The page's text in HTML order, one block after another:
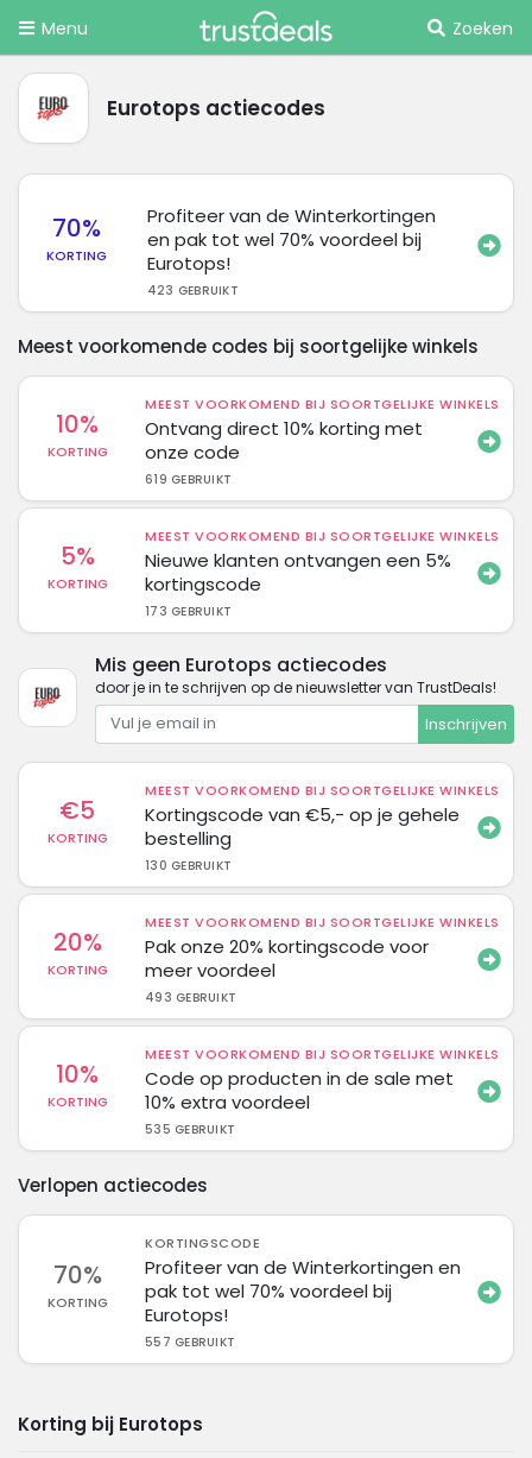
Menu Zoeken
Eurotops actiecodes
70%
KORTING
Profiteer van de Winterkortingen
en pak tot wel 70% voordeel bij
Eurotops!
423 GEBRUIKT
Meest voorkomende codes bij soortgelijke winkels
10%
KORTING
MEEST VOORKOMEND BIJ SOORTGELIJKE WINKELS
Ontvang direct 10% korting met
onze code
619 GEBRUIKT
5%
KORTING
MEEST VOORKOMEND BIJ SOORTGELIJKE WINKELS
Nieuwe klanten ontvangen een 5%
kortingscode
173 GEBRUIKT
Mis geen Eurotops actiecodes
door je in te schrijven op de nieuwsletter van TrustDeals!
Inschrijven
€5
KORTING
MEEST VOORKOMEND BIJ SOORTGELIJKE WINKELS
Kortingscode van €5,- op je gehele
bestelling
130 GEBRUIKT
20%
KORTING
MEEST VOORKOMEND BIJ SOORTGELIJKE WINKELS
Pak onze 20% kortingscode voor
meer voordeel
493 GEBRUIKT
10%
KORTING
MEEST VOORKOMEND BIJ SOORTGELIJKE WINKELS
Code op producten in de sale met
10% extra voordeel
535 GEBRUIKT
Verlopen actiecodes
70%
KORTING
KORTINGSCODE
Profiteer van de Winterkortingen en
pak tot wel 70% voordeel bij
Eurotops!
557 GEBRUIKT
Korting bij Eurotops